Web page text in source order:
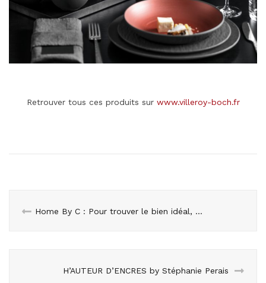
Retrouver tous ces produits sur www.villeroy-boch.fr
Home By C : Pour trouver le bien idéal, faites appel à un chasseur immobilier
H’AUTEUR D’ENCRES by Stéphanie Perais